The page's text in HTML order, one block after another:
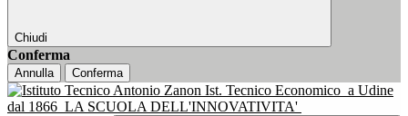
Chiudi
Conferma
Annulla Conferma
Ist. Tecnico Economico a Udine
dal 1866 LA SCUOLA DELL'INNOVATIVITA'